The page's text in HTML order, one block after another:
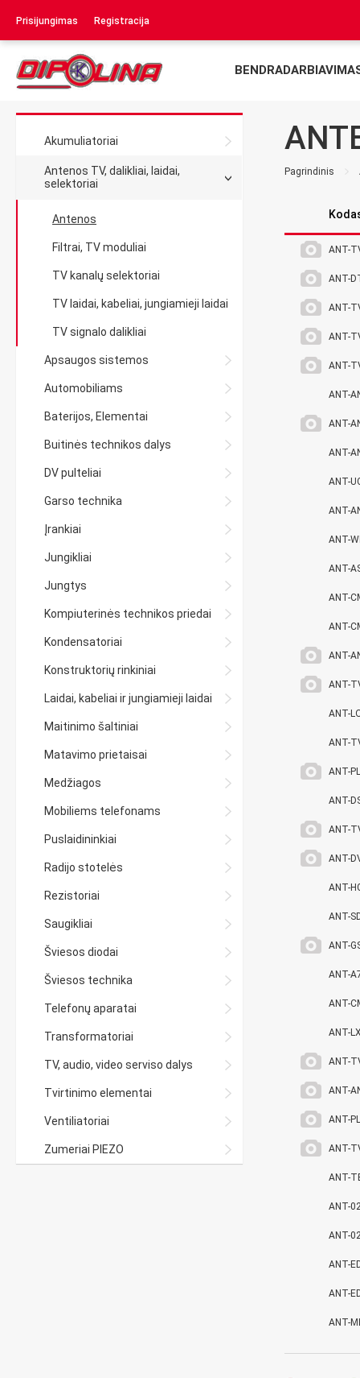
Prisijungimas Registracija
Akumuliatoriai
Antenos TV, dalikliai, laidai,
selektoriai
Antenos
Filtrai, TV moduliai
TV kanalų selektoriai
TV laidai, kabeliai, jungiamieji laidai
TV signalo dalikliai
Apsaugos sistemos
Automobiliams
Baterijos, Elementai
Buitinės technikos dalys
DV pulteliai
Garso technika
Įrankiai
Jungikliai
Jungtys
Kompiuterinės technikos priedai
Kondensatoriai
Konstruktorių rinkiniai
Laidai, kabeliai ir jungiamieji laidai
Maitinimo šaltiniai
Matavimo prietaisai
Medžiagos
Mobiliems telefonams
Puslaidininkiai
Radijo stotelės
Rezistoriai
Saugikliai
Šviesos diodai
Šviesos technika
Telefonų aparatai
Transformatoriai
TV, audio, video serviso dalys
Tvirtinimo elementai
Ventiliatoriai
Zumeriai PIEZO
Pagrindinis
ANT-
ANT-
ANT-
ANT-
ANT-
ANT-
ANT-
ANT-
ANT-
ANT-
ANT-
ANT-
ANT-
ANT-
ANT-
ANT-
ANT-
ANT-
ANT-
ANT-
ANT-
ANT-
ANT-
ANT-
ANT-
ANT-
ANT-
ANT-
ANT-
ANT-
ANT-
ANT-
ANT-
ANT-
ANT-
ANT-
ANT-
ANT-